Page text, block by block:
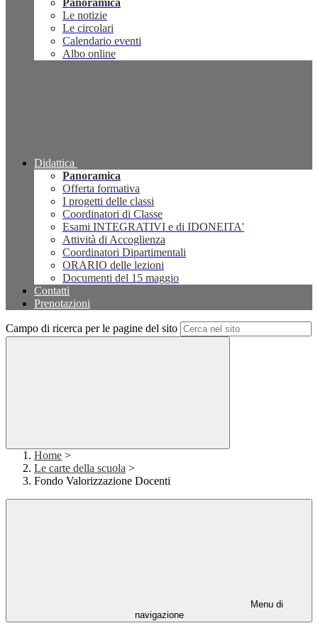
Panoramica
Le notizie
Le circolari
Calendario eventi
Albo online
Didattica
Panoramica
Offerta formativa
I progetti delle classi
Coordinatori di Classe
Esami INTEGRATIVI e di IDONEITA'
Attività di Accoglienza
Coordinatori Dipartimentali
ORARIO delle lezioni
Documenti del 15 maggio
Contatti
Prenotazioni
Campo di ricerca per le pagine del sito
Home >
Le carte della scuola >
Fondo Valorizzazione Docenti
Menu di
navigazione